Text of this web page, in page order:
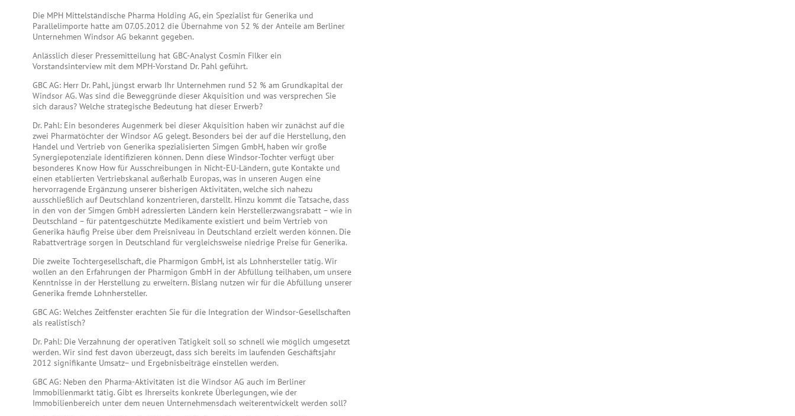
Die MPH Mittelständische Pharma Holding AG, ein Spezialist für Generika und
Parallelimporte hatte am 07.05.2012 die Übernahme von 52 % der Anteile am Berliner
Unternehmen Windsor AG bekannt gegeben.
Anlässlich dieser Pressemitteilung hat GBC-Analyst Cosmin Filker ein
Vorstandsinterview mit dem MPH-Vorstand Dr. Pahl geführt.
GBC AG: Herr Dr. Pahl, jüngst erwarb Ihr Unternehmen rund 52 % am Grundkapital der
Windsor AG. Was sind die Beweggründe dieser Akquisition und was versprechen Sie
sich daraus? Welche strategische Bedeutung hat dieser Erwerb?
Dr. Pahl: Ein besonderes Augenmerk bei dieser Akquisition haben wir zunächst auf die
zwei Pharmatöchter der Windsor AG gelegt. Besonders bei der auf die Herstellung, den
Handel und Vertrieb von Generika spezialisierten Simgen GmbH, haben wir große
Synergiepotenziale identifizieren können. Denn diese Windsor-Tochter verfügt über
besonderes Know How für Ausschreibungen in Nicht-EU-Ländern, gute Kontakte und
einen etablierten Vertriebskanal außerhalb Europas, was in unseren Augen eine
hervorragende Ergänzung unserer bisherigen Aktivitäten, welche sich nahezu
ausschließlich auf Deutschland konzentrieren, darstellt. Hinzu kommt die Tatsache, dass
in den von der Simgen GmbH adressierten Ländern kein Herstellerzwangsrabatt – wie in
Deutschland – für patentgeschützte Medikamente existiert und beim Vertrieb von
Generika häufig Preise über dem Preisniveau in Deutschland erzielt werden können. Die
Rabattverträge sorgen in Deutschland für vergleichsweise niedrige Preise für Generika.
Die zweite Tochtergesellschaft, die Pharmigon GmbH, ist als Lohnhersteller tätig. Wir
wollen an den Erfahrungen der Pharmigon GmbH in der Abfüllung teilhaben, um unsere
Kenntnisse in der Herstellung zu erweitern. Bislang nutzen wir für die Abfüllung unserer
Generika fremde Lohnhersteller.
GBC AG: Welches Zeitfenster erachten Sie für die Integration der Windsor-Gesellschaften
als realistisch?
Dr. Pahl: Die Verzahnung der operativen Tätigkeit soll so schnell wie möglich umgesetzt
werden. Wir sind fest davon überzeugt, dass sich bereits im laufenden Geschäftsjahr
2012 signifikante Umsatz– und Ergebnisbeiträge einstellen werden.
GBC AG: Neben den Pharma-Aktivitäten ist die Windsor AG auch im Berliner
Immobilienmarkt tätig. Gibt es Ihrerseits konkrete Überlegungen, wie der
Immobilienbereich unter dem neuen Unternehmensdach weiterentwickelt werden soll?